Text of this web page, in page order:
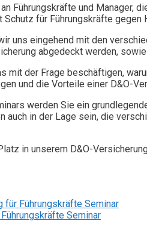
Führungskräfte und Manager,
für Führungskräfte
uns eingehend mit den
abgedeckt werden,
mit der Frage beschäftigen,
und die Vorteile einer D&O-
werden Sie ein
auch in der Lage sein, die
in unserem D&O-
für Führungskräfte Seminar
Seminar